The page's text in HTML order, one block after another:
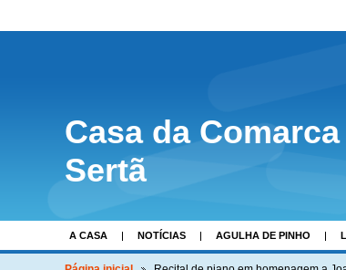
Casa da
Sertã
A CASA NOTÍCIAS AGULHA DE PINHO